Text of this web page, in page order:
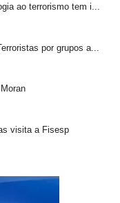
ao terrorismo tem i...
por grupos a...
visita a Fisesp